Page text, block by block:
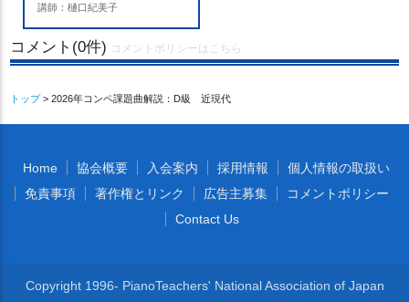
講師：樋口紀美子
コメント(0件) コメントポリシーはこちら
トップ> 2026年コンペ課題曲解説：D級 近現代
Home 協会概要 入会案内 採用情報
個人情報の取扱い
免責事項
著作権とリンク 広告主募集
コメントポリシー
Contact Us
Copyright 1996- PianoTeachers' National Association of Japan